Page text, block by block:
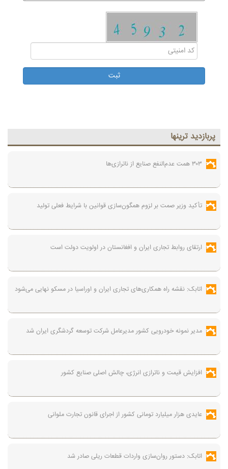
پربازديد ترينها
۳۰۳ همت عدم‌النفع صنایع از ناترازی‌ها
تأکید وزیر صمت بر لزوم همگون‌سازی قوانین با شرایط فعلی تولید
ارتقای روابط تجاری ایران و افغانستان در اولویت دولت است
اتابک: نقشه راه همکاری‌های تجاری ایران و اوراسیا در مسکو نهایی می‌شود
مدیر نمونه خودرویی کشور مدیرعامل شرکت توسعه گردشگری ایران شد
افزایش قیمت و ناترازی انرژی، چالش اصلی صنایع کشور
عایدی هزار میلیارد تومانی کشور از اجرای قانون تجارت ملوانی
اتابک: دستور روان‌سازی واردات قطعات ریلی صادر شد